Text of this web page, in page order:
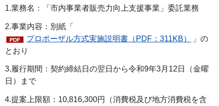
1.業務名：「市内事業者販売力向上支援事業」委託業務
2.事業内容：別紙「
プロポーザル方式実施説明書（PDF：311KB）
」の
とおり
3.履行期間：契約締結日の翌日から令和9年3月12日（金曜
日）まで
4.提案上限額：10,816,300円（消費税及び地方消費税を含